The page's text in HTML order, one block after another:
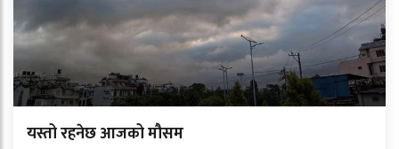
यस्तो रहनेछ आजको मौसम